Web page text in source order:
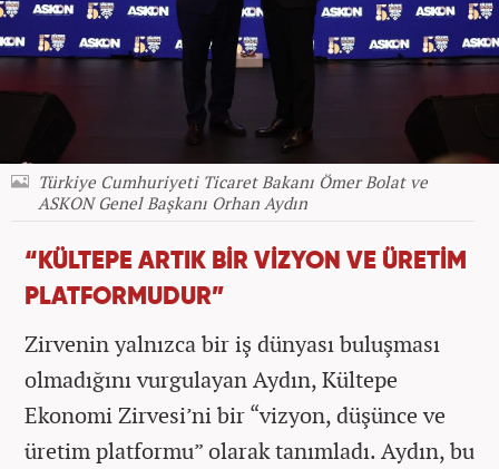
Türkiye Cumhuriyeti Ticaret Bakanı Ömer Bolat ve
ASKON Genel Başkanı Orhan Aydın
“KÜLTEPE ARTIK BİR VİZYON VE ÜRETİM
PLATFORMUDUR”
Zirvenin yalnızca bir iş dünyası buluşması
olmadığını vurgulayan Aydın, Kültepe
Ekonomi Zirvesi’ni bir “vizyon, düşünce ve
üretim platformu” olarak tanımladı. Aydın, bu